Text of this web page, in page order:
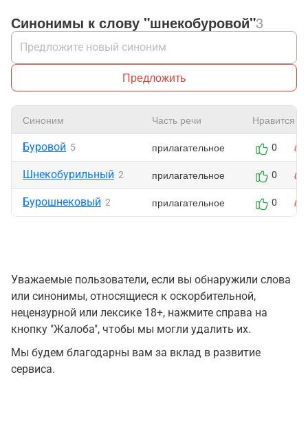
Синонимы к слову "шнекобуровой"3
Предложить
Синоним Часть речи Нравится
Буровой 5 прилагательное 0
Шнекобурильный 2 прилагательное 0
Бурошнековый 2 прилагательное 0
Уважаемые пользователи, если вы обнаружили слова
или синонимы, относящиеся к оскорбительной,
нецензурной или лексике 18+, нажмите справа на
кнопку "Жалоба", чтобы мы могли удалить их.
Мы будем благодарны вам за вклад в развитие
сервиса.